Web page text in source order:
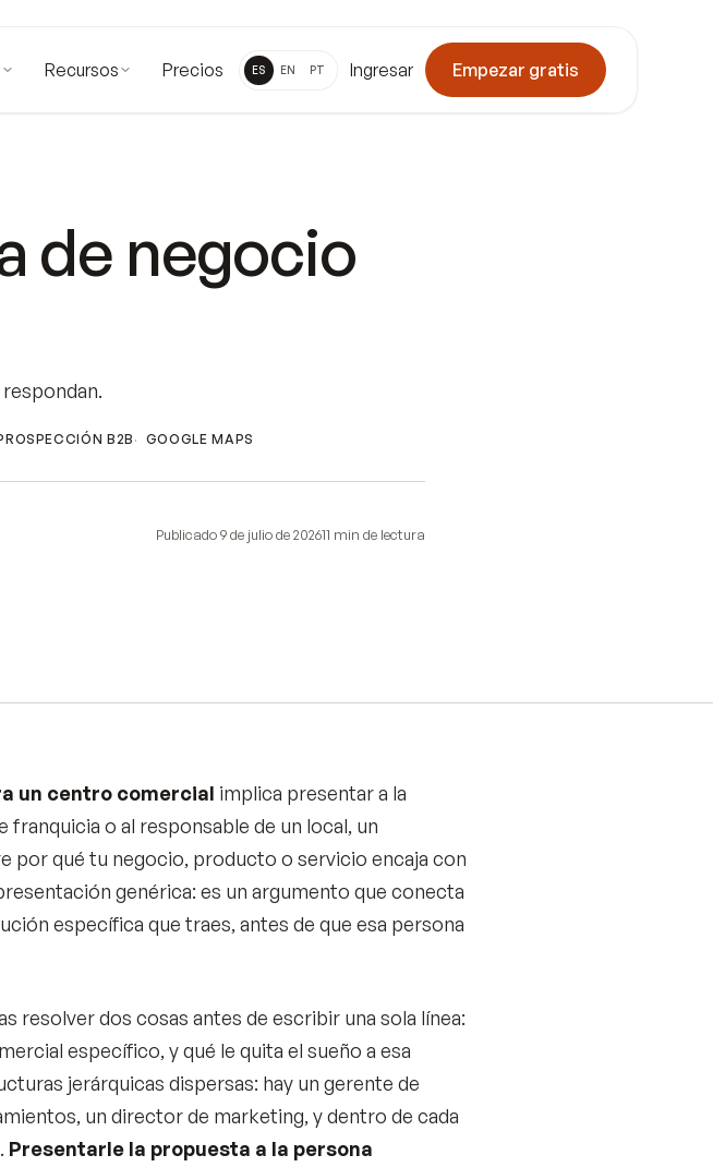
Recursos Precios ES EN PT Ingresar Empezar gratis
de negocio
B2B GOOGLE MAPS
Publicado9 de julio de 202611 min de lectura
un centro comercial implica presentar a la
o al responsable de un local, un
por qué tu negocio, producto o servicio encaja con
genérica: es un argumento que conecta
específica que traes, antes de que esa persona
resolver dos cosas antes de escribir una sola línea:
específico, y qué le quita el sueño a esa
jerárquicas dispersas: hay un gerente de
un director de marketing, y dentro de cada
Presentarle la propuesta a la persona